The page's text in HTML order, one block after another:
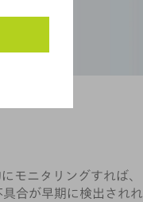
モニタリングすれば、
合が早期に検出されれ